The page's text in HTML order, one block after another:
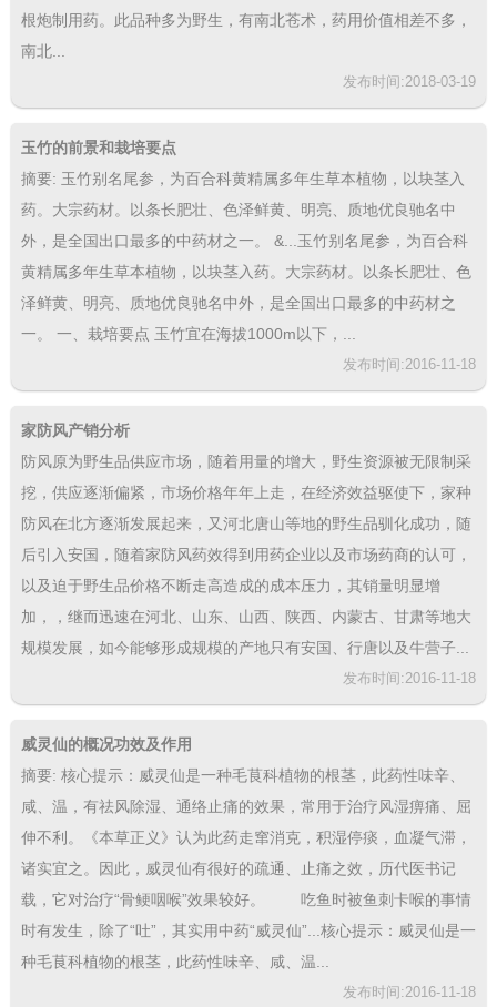
根炮制用药。此品种多为野生，有南北苍术，药用价值相差不多，
南北...
发布时间:2018-03-19
玉竹的前景和栽培要点
摘要: 玉竹别名尾参，为百合科黄精属多年生草本植物，以块茎入
药。大宗药材。以条长肥壮、色泽鲜黄、明亮、质地优良驰名中
外，是全国出口最多的中药材之一。 &...玉竹别名尾参，为百合科
黄精属多年生草本植物，以块茎入药。大宗药材。以条长肥壮、色
泽鲜黄、明亮、质地优良驰名中外，是全国出口最多的中药材之
一。 一、栽培要点 玉竹宜在海拔1000m以下，...
发布时间:2016-11-18
家防风产销分析
防风原为野生品供应市场，随着用量的增大，野生资源被无限制采
挖，供应逐渐偏紧，市场价格年年上走，在经济效益驱使下，家种
防风在北方逐渐发展起来，又河北唐山等地的野生品驯化成功，随
后引入安国，随着家防风药效得到用药企业以及市场药商的认可，
以及迫于野生品价格不断走高造成的成本压力，其销量明显增
加，，继而迅速在河北、山东、山西、陕西、内蒙古、甘肃等地大
规模发展，如今能够形成规模的产地只有安国、行唐以及牛营子...
发布时间:2016-11-18
威灵仙的概况功效及作用
摘要: 核心提示：威灵仙是一种毛茛科植物的根茎，此药性味辛、
咸、温，有祛风除湿、通络止痛的效果，常用于治疗风湿痹痛、屈
伸不利。《本草正义》认为此药走窜消克，积湿停痰，血凝气滞，
诸实宜之。因此，威灵仙有很好的疏通、止痛之效，历代医书记
载，它对治疗“骨鲠咽喉”效果较好。 吃鱼时被鱼刺卡喉的事情
时有发生，除了“吐”，其实用中药“威灵仙”...核心提示：威灵仙是一
种毛茛科植物的根茎，此药性味辛、咸、温...
发布时间:2016-11-18